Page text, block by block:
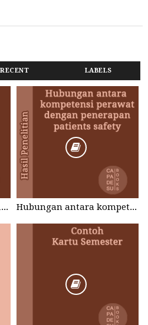
RECENT LABELS
Format Label Undangan 121 Word dan Excel Hubungan antara kompetensi perawat dengan penerapan patients safety